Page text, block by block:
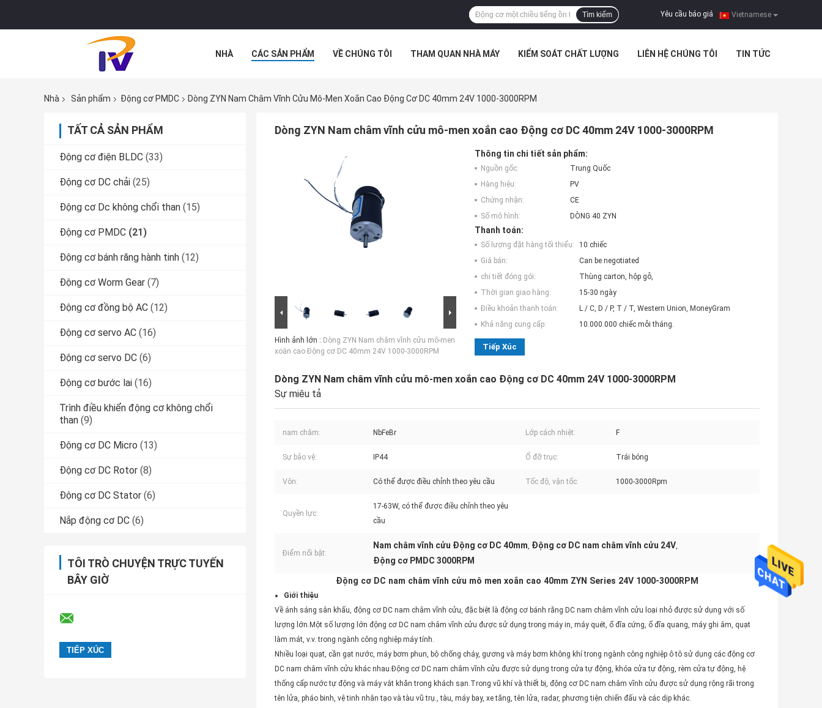
Vietnamese
Yêu cầu báo giá |
Tìm kiếm
NHÀ CÁC SẢN PHẨM VỀ CHÚNG TÔI THAM QUAN NHÀ MÁY KIỂM SOÁT CHẤT LƯỢNG LIÊN HỆ CHÚNG TÔI TIN TỨC
Nhà
Sản phẩm Động cơ PMDC Dòng ZYN Nam Châm Vĩnh Cửu Mô-Men Xoắn Cao Động Cơ DC 40mm 24V 1000-3000RPM
TẤT CẢ SẢN PHẨM
Động cơ điện BLDC (33)
Động cơ DC chải (25)
Động cơ Dc không chổi than (15)
Động cơ PMDC (21)
Động cơ bánh răng hành tinh (12)
Động cơ Worm Gear (7)
Động cơ đồng bộ AC (12)
Động cơ servo AC (16)
Động cơ servo DC (6)
Động cơ bước lai (16)
Trình điều khiển động cơ không chổi
than (9)
Động cơ DC Micro (13)
Động cơ DC Rotor (8)
Động cơ DC Stator (6)
Nắp động cơ DC (6)
TÔI TRÒ CHUYỆN TRỰC TUYẾN
BÂY GIỜ
Dòng ZYN Nam châm vĩnh cửu mô-men xoắn cao Động cơ DC 40mm 24V 1000-3000RPM
Hình ảnh lớn : Dòng ZYN Nam châm vĩnh cửu mô-men
xoắn cao Động cơ DC 40mm 24V 1000-3000RPM
Thông tin chi tiết sản phẩm:
Nguồn gốc:
Trung Quốc
Hàng hiệu:
PV
Chứng nhận:
CE
Số mô hình:
DÒNG 40 ZYN
Thanh toán:
Số lượng đặt hàng tối thiểu:
10 chiếc
Giá bán:
Can be negotiated
chi tiết đóng gói:
Thùng carton, hộp gỗ,
Thời gian giao hàng:
15-30 ngày
Điều khoản thanh toán:
L / C, D / P, T / T, Western Union, MoneyGram
Khả năng cung cấp:
10.000.000 chiếc mỗi tháng.
Tiếp Xúc
Dòng ZYN Nam châm vĩnh cửu mô-men xoắn cao Động cơ DC 40mm 24V 1000-3000RPM
Sự miêu tả
nam châm: NbFeBr Lớp cách nhiệt: F
Sự bảo vệ: IP44 Ổ đỡ trục: Trái bóng
Vôn: Có thể được điều chỉnh theo yêu cầu Tốc độ, vận tốc: 1000-3000Rpm
Quyền lực:
17-63W, có thể được điều chỉnh theo yêu
cầu
Điểm nổi bật:
Nam châm vĩnh cửu Động cơ DC 40mm, Động cơ DC nam châm vĩnh cửu 24V,
Động cơ PMDC 3000RPM
Động cơ DC nam châm vĩnh cửu mô men xoắn cao 40mm ZYN Series 24V 1000-3000RPM
Giới thiệu
Về ánh sáng sân khấu, động cơ DC nam châm vĩnh cửu, đặc biệt là động cơ bánh răng DC nam châm vĩnh cửu loại nhỏ được sử dụng với số
lượng lớn.Một số lượng lớn động cơ DC nam châm vĩnh cửu được sử dụng trong máy in, máy quét, ổ đĩa cứng, ổ đĩa quang, máy ghi âm, quạt
làm mát, v.v. trong ngành công nghiệp máy tính.
Nhiều loại quạt, cần gạt nước, máy bơm phun, bộ chống cháy, gương và máy bơm không khí trong ngành công nghiệp ô tô sử dụng các động cơ
DC nam châm vĩnh cửu khác nhau.Động cơ DC nam châm vĩnh cửu được sử dụng trong cửa tự động, khóa cửa tự động, rèm cửa tự động, hệ
thống cấp nước tự động và máy vắt khăn trong khách sạn.Trong vũ khí và thiết bị, động cơ DC nam châm vĩnh cửu được sử dụng rộng rãi trong
tên lửa, pháo binh, vệ tinh nhân tạo và tàu vũ trụ., tàu, máy bay, xe tăng, tên lửa, radar, phương tiện chiến đấu và các dịp khác.